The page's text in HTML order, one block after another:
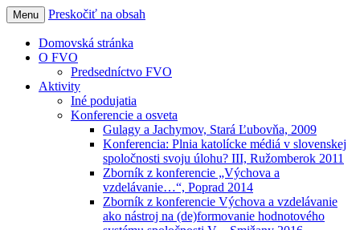
Forum pre verejne otazky
Menu Preskočiť na obsah
Domovská stránka
O FVO
Predsedníctvo FVO
Aktivity
Iné podujatia
Konferencie a osveta
Gulagy a Jachymov, Stará Ľubovňa, 2009
Konferencia: Plnia katolícke médiá v slovenskej
spoločnosti svoju úlohu? III, Ružomberok 2011
Zborník z konferencie „Výchova a
vzdelávanie…“, Poprad 2014
Zborník z konferencie Výchova a vzdelávanie
ako nástroj na (de)formovanie hodnotového